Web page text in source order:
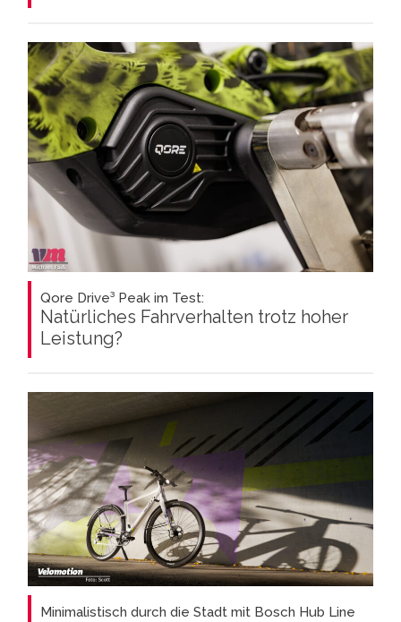
Qore Drive³ Peak im Test:
Natürliches Fahrverhalten trotz hoher
Leistung?
Minimalistisch durch die Stadt mit Bosch Hub Line